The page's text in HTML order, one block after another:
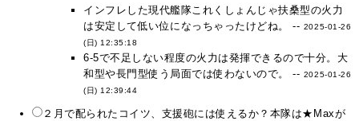
インフレした現代艦隊これくしょんじゃ扶桑型の火力
は安定して低い位になっちゃったけどね。 -- 2025-01-26
(日) 12:35:18
6-5で不足しない程度の火力は発揮できるので十分。大
和型や長門型使う局面では使わないので。 -- 2025-01-26
(日) 12:39:44
２月で配られたコイツ、支援砲には使えるか？本隊は★Maxが